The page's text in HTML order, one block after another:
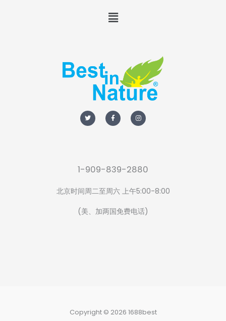
Menu
w
i
t
a
c
e
n
s
t
1-909-839-2880
北京时间周二至周六 上午5:00-8:00
(美、加两国免费电话)
Copyright © 2026 1688best